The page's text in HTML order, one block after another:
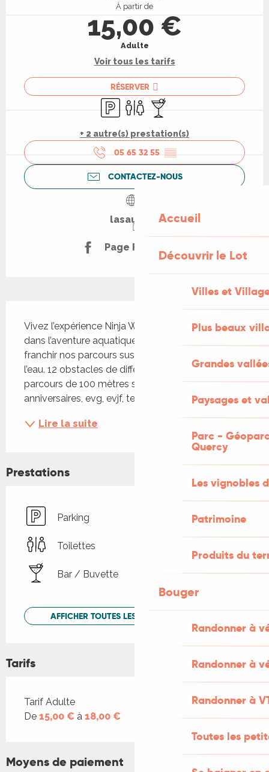
Accueil
Découvrir le Lot
Villes et
Plus beaux
Grandes
Paysages et
Parc -
Quercy
Les vignobles
Patrimoine
Produits du
Bouger
Randonner à
Randonner à
Randonner à
Toutes les
À partir de
15,00 €
Adulte
Voir tous les tarifs
RÉSERVER
ParkingToilettesBar / Buvette
+ 2 autre(s) prestation(s)
05 65 32 55 ▒▒
CONTACTEZ-NOUS
lasaule.fr
Page Facebook
Vivez l’expérience Ninja Warrior ! Lancez-vous
dans l’aventure aquatique Aqua Ninja et tentez de
franchir nos parcours suspendus au-dessus de
l’eau. 12 obstacles de différents niveaux sur un
parcours de 100 mètres sur bassin ! Idéal pour les
anniversaires, evg, evjf, team building, réunion de...
Lire la suite
Prestations
Parking
Toilettes
Bar / Buvette
AFFICHER TOUTES LES PRESTATIONS
Tarifs
Tarifs 2026
Tarif Adulte
De 15,00 € à 18,00 €
Moyens de paiement